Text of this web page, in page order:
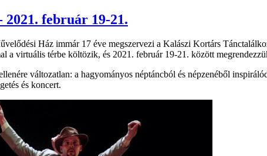
február 19-21.
Ház immár 17 éve megszervezi a Kalászi Kortárs
a virtuális térbe költözik, és 2021. február 19-21. között
változatlan: a hagyományos néptáncból és népzenéből
és koncert.